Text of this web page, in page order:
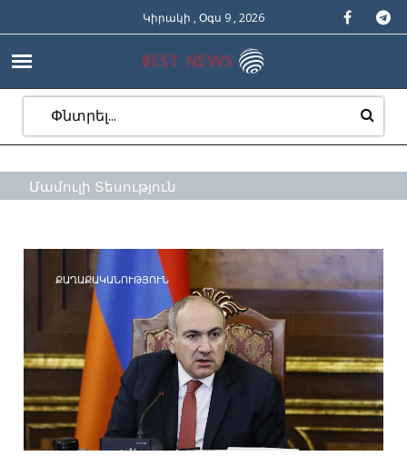
Կիրակի , Օգս 9 , 2026
Մամուլի Տեսություն
ՔԱՂԱՔԱԿԱՆՈՒԹՅՈՒՆ